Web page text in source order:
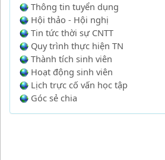
Thông tin tuyển dụng
Hội thảo - Hội nghị
Tin tức thời sự CNTT
Quy trình thực hiện TN
Thành tích sinh viên
Hoạt động sinh viên
Lịch trực cố vấn học tập
Góc sẻ chia